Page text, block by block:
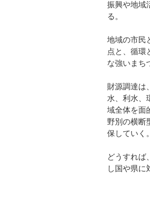
振興や地域
る。
地域の市民
点と、循環
な強いまち
財源調達は
水、利水、
域全体を面
野別の横断
保していく。
どうすれば
し国や県に